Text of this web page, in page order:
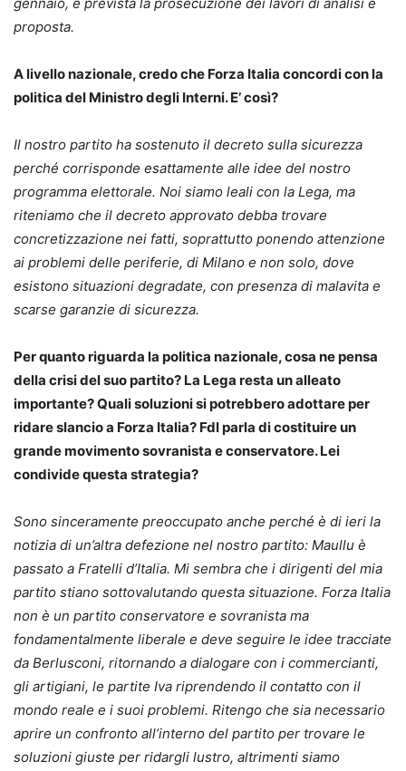
gennaio, è prevista la prosecuzione dei lavori di analisi e
proposta.
A livello nazionale, credo che Forza Italia concordi con la
politica del Ministro degli Interni. E’ così?
Il nostro partito ha sostenuto il decreto sulla sicurezza
perché corrisponde esattamente alle idee del nostro
programma elettorale. Noi siamo leali con la Lega, ma
riteniamo che il decreto approvato debba trovare
concretizzazione nei fatti, soprattutto ponendo attenzione
ai problemi delle periferie, di Milano e non solo, dove
esistono situazioni degradate, con presenza di malavita e
scarse garanzie di sicurezza.
Per quanto riguarda la politica nazionale, cosa ne pensa
della crisi del suo partito? La Lega resta un alleato
importante? Quali soluzioni si potrebbero adottare per
ridare slancio a Forza Italia? FdI parla di costituire un
grande movimento sovranista e conservatore. Lei
condivide questa strategia?
Sono sinceramente preoccupato anche perché è di ieri la
notizia di un’altra defezione nel nostro partito: Maullu è
passato a Fratelli d’Italia. Mi sembra che i dirigenti del mia
partito stiano sottovalutando questa situazione. Forza Italia
non è un partito conservatore e sovranista ma
fondamentalmente liberale e deve seguire le idee tracciate
da Berlusconi, ritornando a dialogare con i commercianti,
gli artigiani, le partite Iva riprendendo il contatto con il
mondo reale e i suoi problemi. Ritengo che sia necessario
aprire un confronto all’interno del partito per trovare le
soluzioni giuste per ridargli lustro, altrimenti siamo